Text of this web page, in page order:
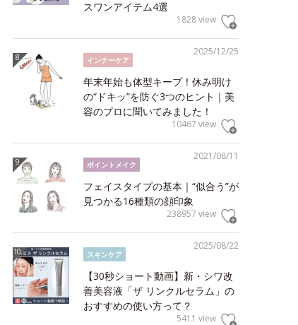
スワンアイテム4選
1828 view
2025/12/25
インナーケア
年末年始も体型キープ！休み明け
の“ドキッ”を防ぐ3つのヒント｜美
容のプロに聞いてみました！
10467 view
2021/08/11
ポイントメイク
フェイスタイプの基本｜“似合う”が
見つかる16種類の顔印象
238957 view
2025/08/22
スキンケア
【30秒ショート動画】新・シワ改
善美容液「ザ リンクルセラム」の
おすすめの使い方って？
5411 view